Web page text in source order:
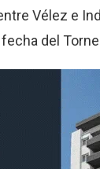
Vélez e
del